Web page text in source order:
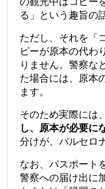
る」という趣旨の
ただし、それを「
ピーが原本の代わ
りません。警察な
た場合には、原本
ます。
そのため実際には
し、原本が必要に
分けが、バルセロ
なお、パスポート
警察への届け出に